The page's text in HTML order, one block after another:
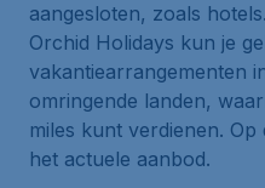
aangesloten, zoals
Orchid Holidays kun je
vakantiearrangementen
omringende landen,
miles kunt verdienen.
het actuele aanbod.